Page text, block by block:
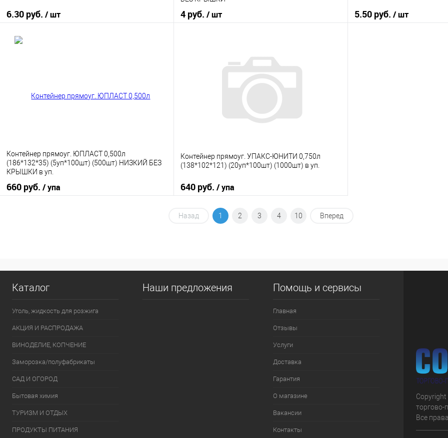
6.30 руб. / шт 4 руб. / шт
Купить в 1 клик
К сравнению
В наличии
5.50 руб. / шт
Контейнер прямоуг. ЮПЛАСТ 0,500л
(186*132*35) (5уп*100шт) (500шт) НИЗКИЙ БЕЗ
КРЫШКИ в уп.
660 руб. / упа
Контейнер прямоуг. УПАКС-ЮНИТИ 0,750л
(138*102*121) (20уп*100шт) (1000шт) в уп.
640 руб. / упа
В корзину
Назад 1 2 3 4 10 Вперед
Каталог
Уголь, жидкость для розжига
АКЦИЯ И РАСПРОДАЖА
ВИНОДЕЛИЕ, КОПЧЕНИЕ
Заморозка/полуфабрикаты
САД И ОГОРОД
Бытовая химия
ТУРИЗМ И ОТДЫХ
ПРОДУКТЫ ПИТАНИЯ
Наши предложения Помощь и сервисы
Главная
Отзывы
Услуги
Доставка
Гарантия
О магазине
Вакансии
Контакты
торгово-
Все